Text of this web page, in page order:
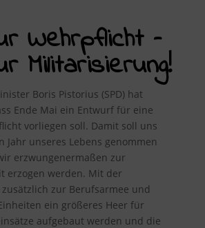
Wehrpflicht –
Militarisierung!
Boris Pistorius (SPD) hat
Ende Mai ein Entwurf für eine
vorliegen soll. Damit soll uns
Jahr unseres Lebens genommen
erzwungenermaßen zur
erzogen werden. Mit der
zur Berufsarmee und
ein größeres Heer für
aufgebaut werden und die